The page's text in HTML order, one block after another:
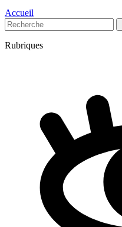
Accueil
Rubriques